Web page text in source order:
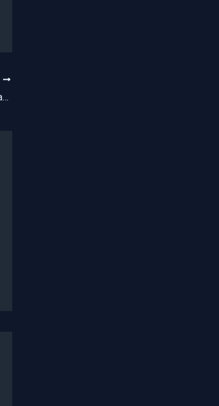
Como está Cleia Lima após semanas de sofrimento intenso? Confira na matéria a seguir